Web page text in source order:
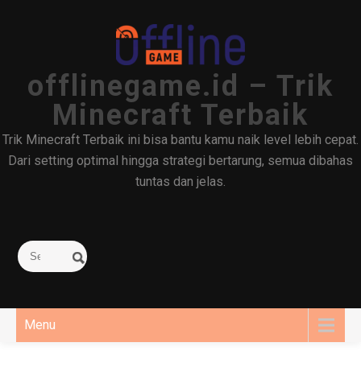
offlinegame.id – Trik
Minecraft Terbaik
Trik Minecraft Terbaik ini bisa bantu kamu naik level lebih cepat.
Dari setting optimal hingga strategi bertarung, semua dibahas
tuntas dan jelas.
Menu